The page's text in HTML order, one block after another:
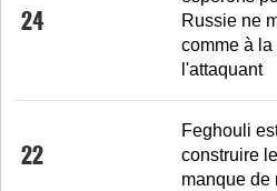
24
Russie ne
comme à
l'attaquant
22
Feghouli
construire
manque de